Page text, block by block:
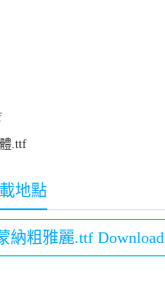
.ttf
地點
納粗雅麗.ttf Download